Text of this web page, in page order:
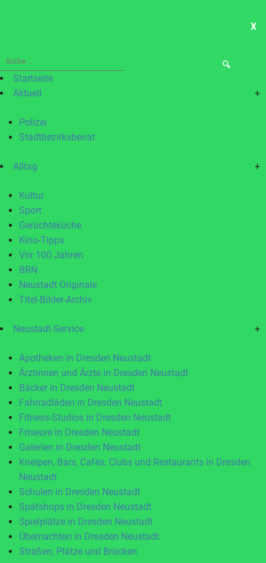
X
Suche
nach:Startseite
Aktuell
+
Polizei
Stadtbezirksbeirat
Alltag +
Kultur
Sport
Gerüchteküche
Kino-Tipps
Vor 100 Jahren
BRN
Neustadt Originale
Titel-Bilder-Archiv
Neustadt-Service +
Apotheken in Dresden Neustadt
Ärztinnen und Ärzte in Dresden Neustadt
Bäcker in Dresden Neustadt
Fahrradläden in Dresden Neustadt
Fitness-Studios in Dresden Neustadt
Friseure in Dresden Neustadt
Galerien in Dresden Neustadt
Kneipen, Bars, Cafés, Clubs und Restaurants in Dresden
Neustadt
Schulen in Dresden Neustadt
Spätshops in Dresden Neustadt
Spielplätze in Dresden Neustadt
Übernachten in Dresden Neustadt
Straßen, Plätze und Brücken